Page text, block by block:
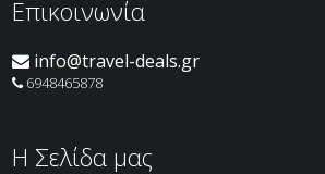
Επικοινωνία
info@travel-deals.gr
6948465878
H Σελίδα μας